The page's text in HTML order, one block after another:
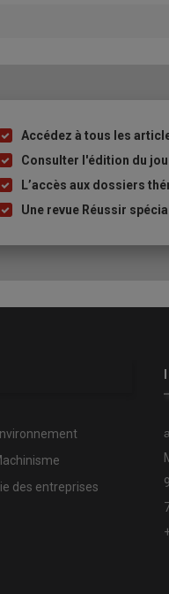
Accédez à tous les
Consulter l'édition du
L’accès aux dossiers
Une revue Réussir
des entreprises